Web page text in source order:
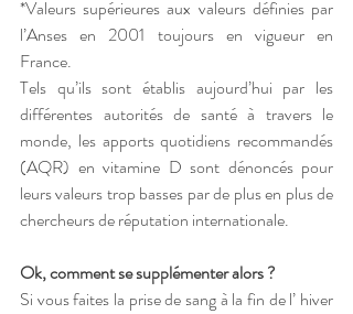
*Valeurs supérieures aux valeurs définies par
l’Anses en 2001 toujours en vigueur en
France.
Tels qu’ils sont établis aujourd’hui par les
différentes autorités de santé à travers le
monde, les apports quotidiens recommandés
(AQR) en vitamine D sont dénoncés pour
leurs valeurs trop basses par de plus en plus de
chercheurs de réputation internationale.
Ok, comment se supplémenter alors ?
Si vous faites la prise de sang à la fin de l’ hiver